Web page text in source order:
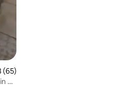
moyenne sur la base de 65
(65)
du